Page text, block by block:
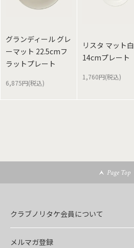
グランディール グレ
ーマット 22.5cmフ
ラットプレート
6,875円(税込)
リスタ マット白
14cmプレート
1,760円(税込)
Page Top
クラブノリタケ会員について
メルマガ登録